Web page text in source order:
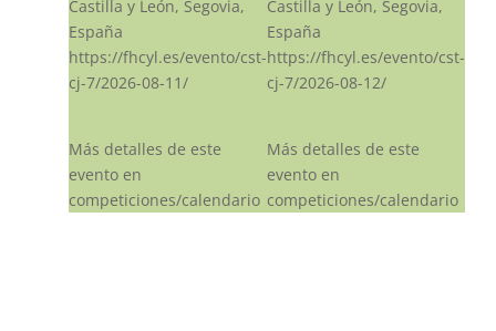
Castilla y León, Segovia,
España
https://fhcyl.es/evento/cst-
cj-7/2026-08-11/
Más detalles de este
evento en
competiciones/calendario
Castilla y León, Segovia,
España
https://fhcyl.es/evento/cst-
cj-7/2026-08-12/
Más detalles de este
evento en
competiciones/calendario